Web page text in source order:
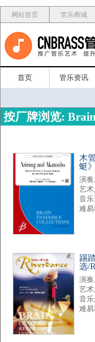
网站首页 管乐商城
首页 管乐资讯
按厂牌浏览:
木
蜓
演
艺术
音乐
难
踢
选/
演
艺术
音乐
难